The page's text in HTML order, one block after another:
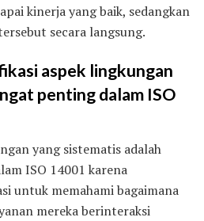
kinerja yang baik, sedangkan
secara langsung.
aspek lingkungan
penting dalam ISO
yang sistematis adalah
ISO 14001 karena
untuk memahami bagaimana
mereka berinteraksi